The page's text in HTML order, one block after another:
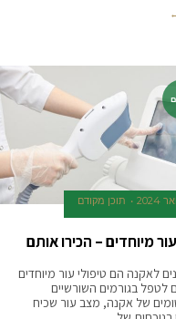
תוכן מקודם
מיוחדים – הכירו אותם
לאקנה הם טיפולי עור מיוחדים
בגורמים השורשיים
של אקנה, מצב עור שכיח